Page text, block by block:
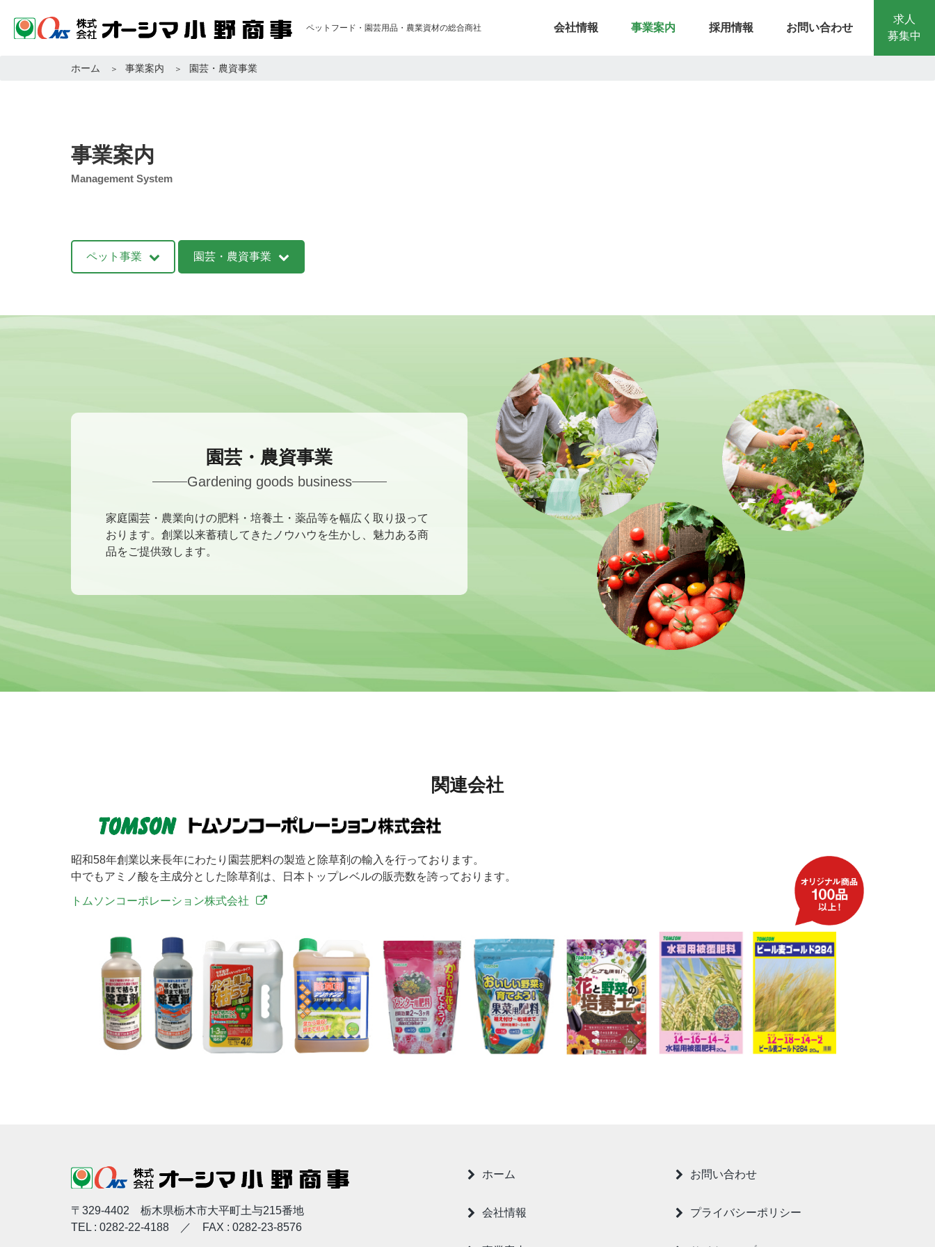
ペットフード・園芸用品・農業資材の総合商社 会社情報 事業案内 採用情報 お問い合わせ
求人
募集中
ホーム 事業案内 園芸・農資事業
事業案内
Management System
ペット事業 園芸・農資事業
園芸・農資事業
Gardening goods business
家庭園芸・農業向けの肥料・培養土・薬品等を幅広く取り扱って
おります。創業以来蓄積してきたノウハウを生かし、魅力ある商
品をご提供致します。
関連会社
昭和58年創業以来長年にわたり園芸肥料の製造と除草剤の輸入を行っております。
中でもアミノ酸を主成分とした除草剤は、日本トップレベルの販売数を誇っております。
トムソンコーポレーション株式会社
〒329-4402 栃木県栃木市大平町土与215番地
TEL : 0282-22-4188 ／ FAX : 0282-23-8576
ホーム
会社情報
お問い合わせ
プライバシーポリシー